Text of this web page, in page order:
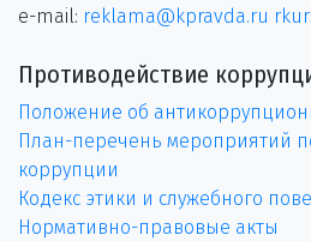
e-mail: reklama@kpravda.ru
Противодействие
Положение об
План-перечень мероприятий
коррупции
Кодекс этики и служебного
Нормативно-правовые акты